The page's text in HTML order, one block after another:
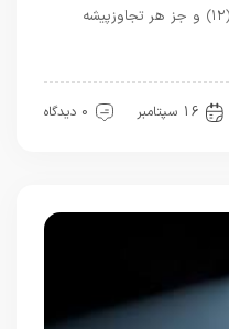
(۱۱) وَمَا يُكَذِّبُ بِهِ إِلَّا كُلُّ مُعْتَدٍ أَثِيمٍ ﴿۱۲﴾ و جز هر تجاوزپيشه
16 سپتامبر 0 دیدگاه